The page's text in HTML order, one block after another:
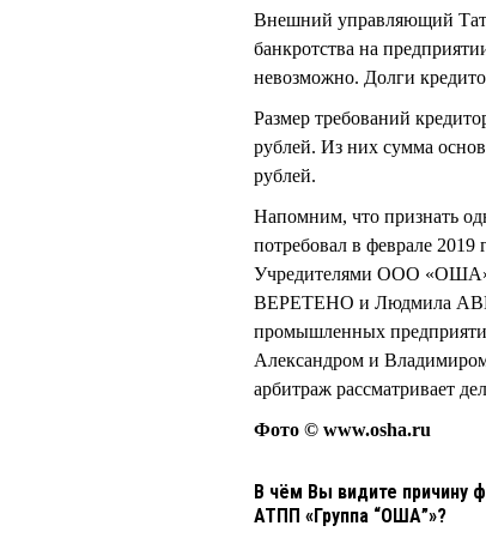
Внешний управляющий
банкротства на
невозможно. Долги
Размер требований
рублей. Из них сумма
рублей.
Напомним, что признать
потребовал в феврале 2019
Учредителями ООО «ОША»
ВЕРЕТЕНО и Людмила
промышленных
Александром и
арбитраж рассматривает
Фото © www.osha.ru
В чём Вы видите причину
АТПП «Группа “ОША”»?